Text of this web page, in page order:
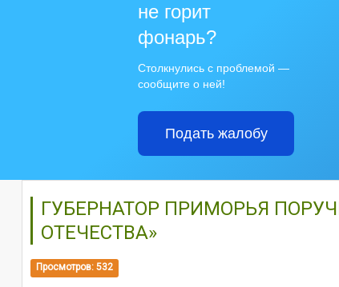
не горит
фонарь?
Столкнулись с проблемой —
сообщите о ней!
Подать жалобу
ГУБЕРНАТОР ПРИМОРЬЯ
ОТЕЧЕСТВА»
Просмотров: 532